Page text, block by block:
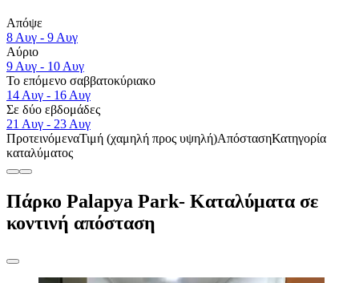
Απόψε
8 Αυγ - 9 Αυγ
Αύριο
9 Αυγ - 10 Αυγ
Το επόμενο σαββατοκύριακο
14 Αυγ - 16 Αυγ
Σε δύο εβδομάδες
21 Αυγ - 23 Αυγ
ΠροτεινόμεναΤιμή (χαμηλή προς υψηλή)ΑπόστασηΚατηγορία
καταλύματος
Πάρκο Palapya Park- Καταλύματα σε
κοντινή απόσταση